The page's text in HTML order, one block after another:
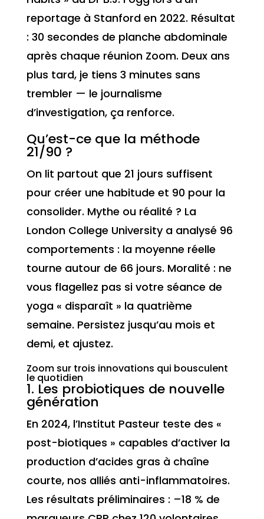
reportage à Stanford en 2022. Résultat
: 30 secondes de planche abdominale
après chaque réunion Zoom. Deux ans
plus tard, je tiens 3 minutes sans
trembler — le journalisme
d’investigation, ça renforce.
Qu’est-ce que la méthode
21/90 ?
On lit partout que 21 jours suffisent
pour créer une habitude et 90 pour la
consolider. Mythe ou réalité ? La
London College University a analysé 96
comportements : la moyenne réelle
tourne autour de 66 jours. Moralité : ne
vous flagellez pas si votre séance de
yoga « disparaît » la quatrième
semaine. Persistez jusqu’au mois et
demi, et ajustez.
Zoom sur trois innovations qui bousculent
le quotidien
1. Les probiotiques de nouvelle
génération
En 2024, l’Institut Pasteur teste des «
post-biotiques » capables d’activer la
production d’acides gras à chaîne
courte, nos alliés anti-inflammatoires.
Les résultats préliminaires : –18 % de